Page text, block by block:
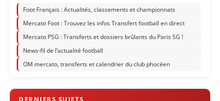
Foot Français : Actualités, classements et championnats
Mercato Foot : Trouvez les infos Transfert football en direct
Mercato PSG : Transferts et dossiers brûlants du Paris SG !
News-fil de l’actualité football
OM mercato, transferts et calendrier du club phocéen